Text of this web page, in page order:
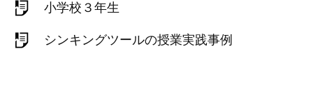
小学校３年生
シンキングツールの授業実践事例